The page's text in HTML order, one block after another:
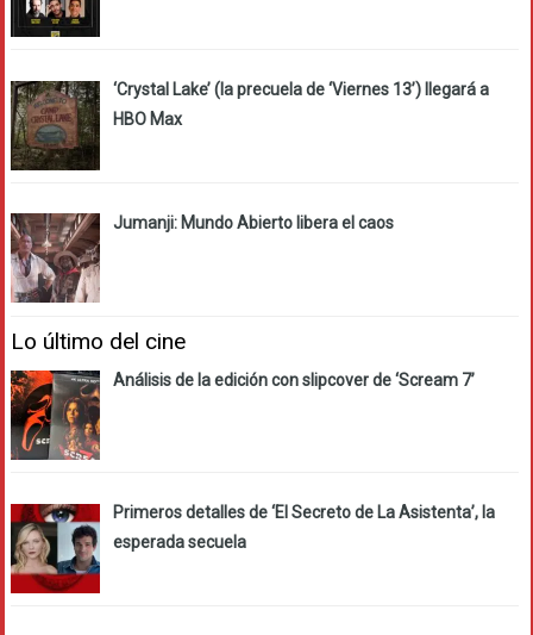
‘Crystal Lake’ (la precuela de ‘Viernes 13’) llegará a
HBO Max
Jumanji: Mundo Abierto libera el caos
Lo último del cine
Análisis de la edición con slipcover de ‘Scream 7’
Primeros detalles de ‘El Secreto de La Asistenta’, la
esperada secuela